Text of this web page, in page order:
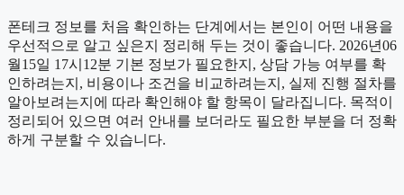
폰테크 정보를 처음 확인하는 단계에서는 본인이 어떤 내용을
우선적으로 알고 싶은지 정리해 두는 것이 좋습니다. 2026년06
월15일 17시12분 기본 정보가 필요한지, 상담 가능 여부를 확
인하려는지, 비용이나 조건을 비교하려는지, 실제 진행 절차를
알아보려는지에 따라 확인해야 할 항목이 달라집니다. 목적이
정리되어 있으면 여러 안내를 보더라도 필요한 부분을 더 정확
하게 구분할 수 있습니다.